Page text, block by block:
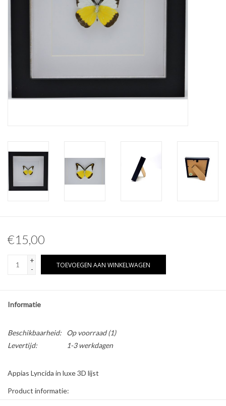
Schedels & skeletten
Huiden & vachten
Opgezette dieren
Hoorns & Geweien
Pokémon
€15,00
+
-
TOEVOEGEN AAN WINKELWAGEN
Informatie
Beschikbaarheid: Op voorraad(1)
Levertijd:
1-3 werkdagen
Appias Lyncida in luxe 3D lijst
Product informatie: